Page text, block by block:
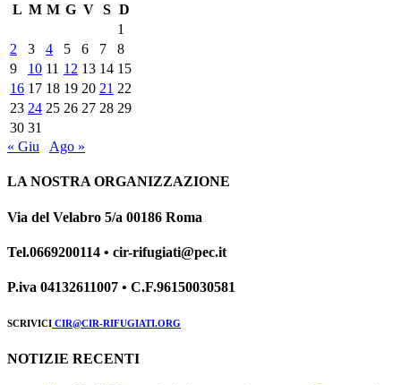
L M M G V S D
1
2
3 4 5 6 7
8
9
10 11 12 13 14 15
16 17 18 19 20 21 22
23 24 25 26 27 28 29
30 31
« Giu
Ago »
LA NOSTRA ORGANIZZAZIONE
Via del Velabro 5/a 00186 Roma
Tel.0669200114 • cir-rifugiati@pec.it
P.iva 04132611007 • C.F.96150030581
SCRIVICI CIR@CIR-RIFUGIATI.ORG
NOTIZIE RECENTI